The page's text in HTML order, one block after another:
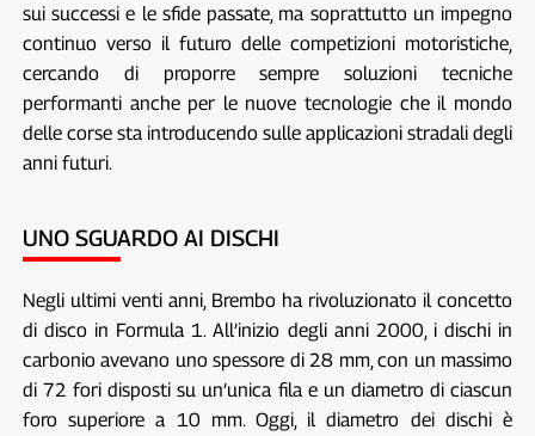
sui successi e le sfide passate, ma soprattutto un impegno
continuo verso il futuro delle competizioni motoristiche,
cercando di proporre sempre soluzioni tecniche
performanti anche per le nuove tecnologie che il mondo
delle corse sta introducendo sulle applicazioni stradali degli
anni futuri.
UNO SGUARDO AI DISCHI
Negli ultimi venti anni, Brembo ha rivoluzionato il concetto
di disco in Formula 1. All’inizio degli anni 2000, i dischi in
carbonio avevano uno spessore di 28 mm, con un massimo
di 72 fori disposti su un’unica fila e un diametro di ciascun
foro superiore a 10 mm. Oggi, il diametro dei dischi è